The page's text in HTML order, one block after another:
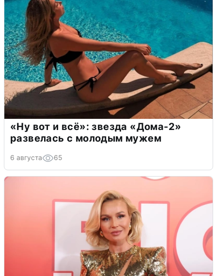
«Ну вот и всё»: звезда «Дома-2»
развелась с молодым мужем
6 августа 65